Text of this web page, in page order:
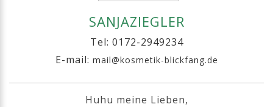
SANJAZIEGLER
Tel: 0172-2949234
E-mail: mail@kosmetik-blickfang.de
Huhu meine Lieben,